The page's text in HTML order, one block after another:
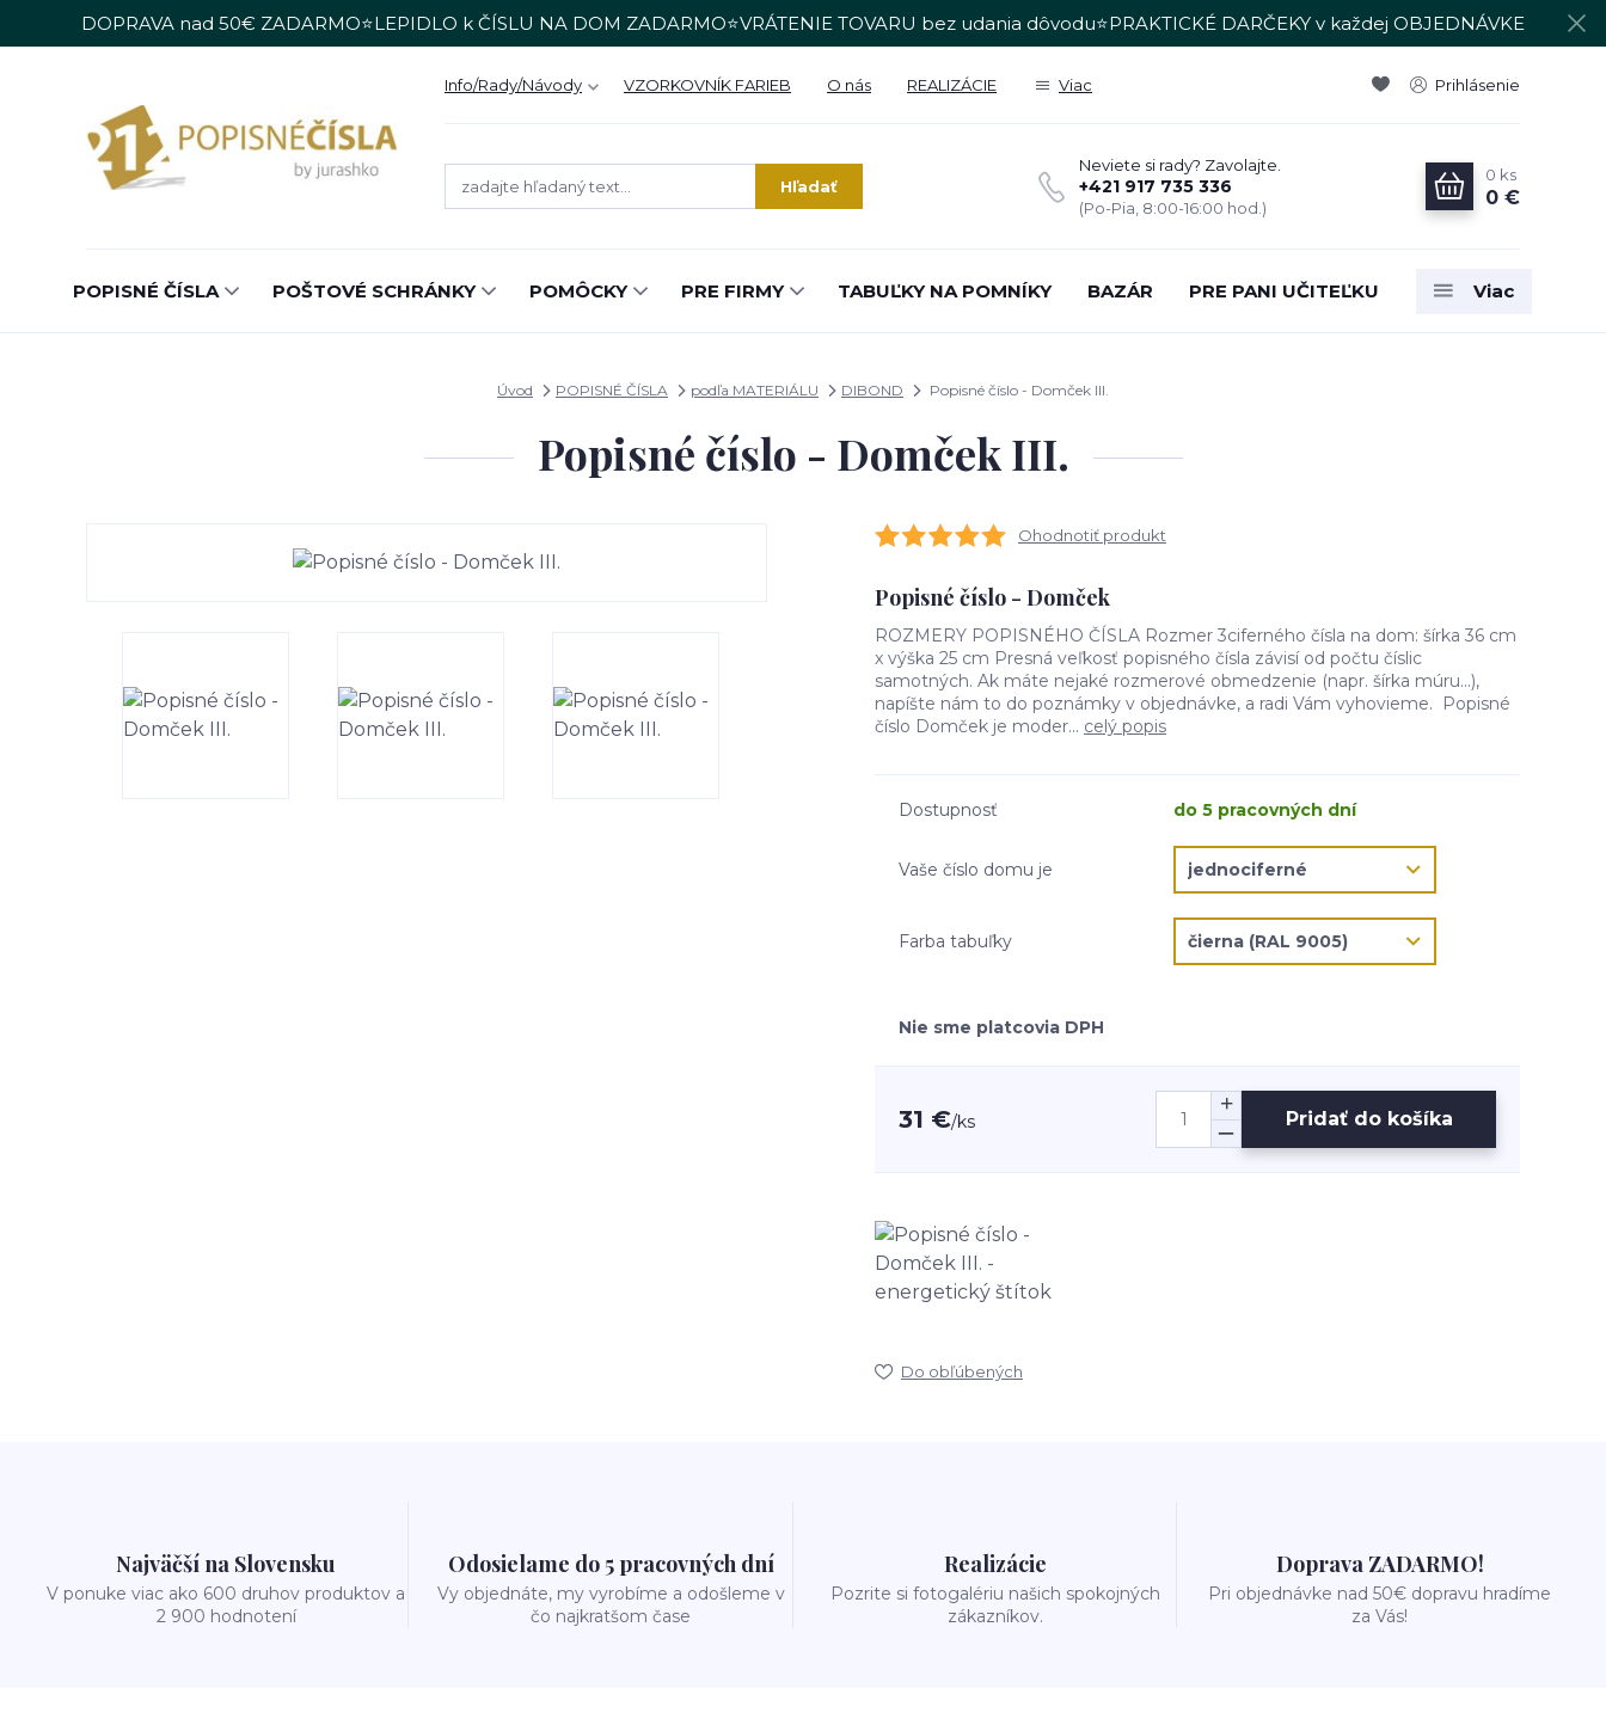
DOPRAVA nad 50€ ZADARMO⭐LEPIDLO k ČÍSLU NA DOM ZADARMO⭐VRÁTENIE TOVARU bez udania dôvodu⭐PRAKTICKÉ DARČEKY v každej OBJEDNÁVKE
Info/Rady/Návody VZORKOVNÍK FARIEB O nás REALIZÁCIE Viac Prihlásenie
Hľadať
Neviete si rady? Zavolajte.
+421 917 735 336
(Po-Pia, 8:00-16:00 hod.)
0 ks
0 €
POPISNÉ ČÍSLA POŠTOVÉ SCHRÁNKY POMÔCKY PRE FIRMY TABUĽKY NA POMNÍKY BAZÁR PRE PANI UČITEĽKU Viac
Úvod POPISNÉ ČÍSLA podľa MATERIÁLU DIBOND Popisné číslo - Domček III.
Popisné číslo - Domček III.
Ohodnotiť produkt
Popisné číslo - Domček
ROZMERY POPISNÉHO ČÍSLA Rozmer 3ciferného čísla na dom: šírka 36 cm
x výška 25 cm Presná veľkosť popisného čísla závisí od počtu číslic
samotných. Ak máte nejaké rozmerové obmedzenie (napr. šírka múru...),
napíšte nám to do poznámky v objednávke, a radi Vám vyhovieme. Popisné
číslo Domček je moder... celý popis
Dostupnosť do 5 pracovných dní
Vaše číslo domu je
Farba tabuľky
Nie sme platcovia DPH
31 €/ks Pridať do košíka
Do obľúbených
Najväčší na Slovensku
V ponuke viac ako 600 druhov produktov a
2 900 hodnotení
Odosielame do 5 pracovných dní
Vy objednáte, my vyrobíme a odošleme v
čo najkratšom čase
Realizácie
Pozrite si fotogalériu našich spokojných
zákazníkov.
Doprava ZADARMO!
Pri objednávke nad 50€ dopravu hradíme
za Vás!